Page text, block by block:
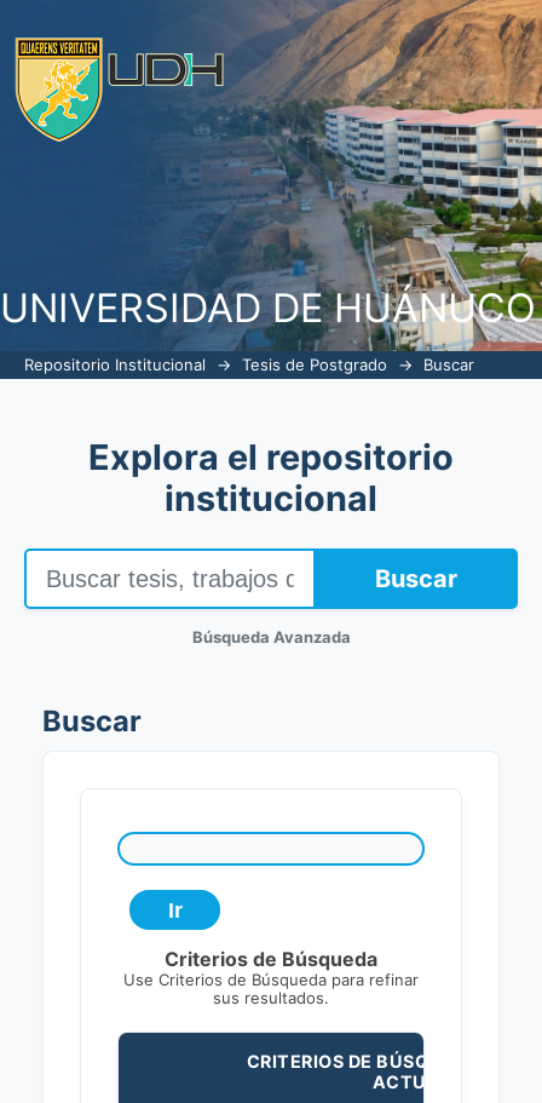
UNIVERSIDAD DE HUÁNUCO
Repositorio Institucional → Tesis de Postgrado → Buscar
Explora el repositorio
institucional
Buscar
Búsqueda Avanzada
Buscar
Criterios de Búsqueda
Use Criterios de Búsqueda para refinar
sus resultados.
CRITERIOS DE BÚSQUEDA
ACTUALES: